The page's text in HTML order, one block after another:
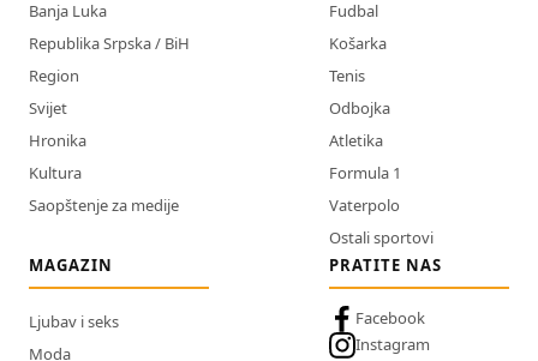
Banja Luka
Republika Srpska / BiH
Region
Svijet
Hronika
Kultura
Saopštenje za medije
Fudbal
Košarka
Tenis
Odbojka
Atletika
Formula 1
Vaterpolo
Ostali sportovi
MAGAZIN
Ljubav i seks
Moda
PRATITE NAS
Facebook
Instagram